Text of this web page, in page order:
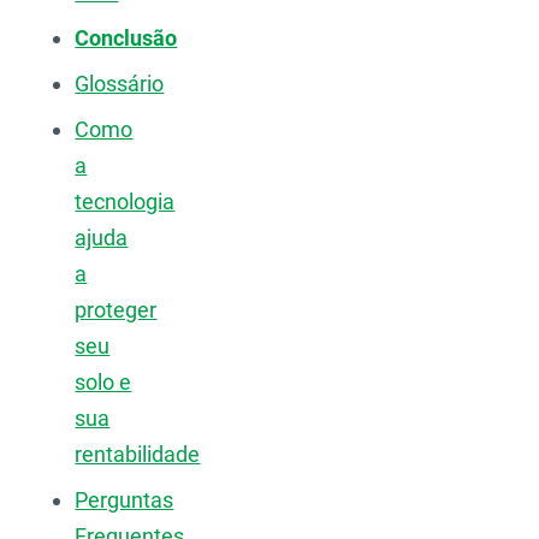
Conclusão
Glossário
Como
a
tecnologia
ajuda
a
proteger
seu
solo e
sua
rentabilidade
Perguntas